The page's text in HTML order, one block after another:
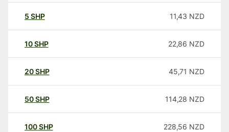
5 SHP 11,43 NZD
10SHP 22,86 NZD
20SHP 45,71 NZD
50SHP 114,28 NZD
100SHP 228,56 NZD